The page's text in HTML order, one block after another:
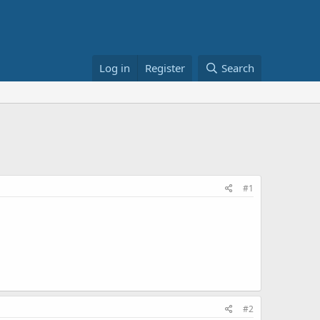
Log in Register Search
#1
#2